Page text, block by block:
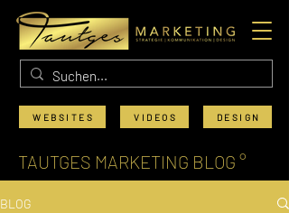
WEBSITES VIDEOS DESIGN
TAUTGES MARKETING BLOG °
BLOG